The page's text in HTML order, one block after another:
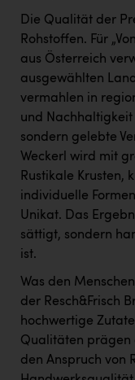
TCL
TGW Logistics
TRAILOMAT &
VERITAS
Vier Diamanten
Vorlagenportal
Wir besiegen Krebs
Wirtschaftskammer
ZGONC
z.l.ö.
Österreichisches
Die Qualität der
Rohstoffen. Für
aus Österreich
ausgewählten
vermahlen in
und
sondern gelebte
Weckerl wird mit
Rustikale Krusten,
individuelle
Unikat. Das
sättigt, sondern
ist.
Was den
der Resch&Frisch
hochwertige
Qualitäten prägen
den Anspruch von